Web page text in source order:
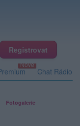
Registrovat
Chat Rádio
Fotogalerie